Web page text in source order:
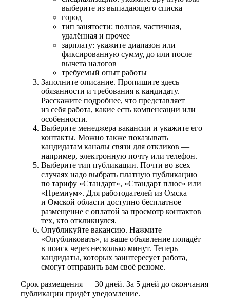
выберите из выпадающего списка
город
тип занятости: полная, частичная,
удалённая и прочее
зарплату: укажите диапазон или
фиксированную сумму, до или после
вычета налогов
требуемый опыт работы
Заполните описание. Пропишите здесь
обязанности и требования к кандидату.
Расскажите подробнее, что представляет
из себя работа, какие есть компенсации или
особенности.
Выберите менеджера вакансии и укажите его
контакты. Можно также показывать
кандидатам каналы связи для откликов —
например, электронную почту или телефон.
Выберите тип публикации. Почти во всех
случаях надо выбрать платную публикацию
по тарифу «Стандарт», «Стандарт плюс» или
«Премиум». Для работодателей из Омска
и Омской области доступно бесплатное
размещение с оплатой за просмотр контактов
тех, кто откликнулся.
Опубликуйте вакансию. Нажмите
«Опубликовать», и ваше объявление попадёт
в поиск через несколько минут. Теперь
кандидаты, которых заинтересует работа,
смогут отправить вам своё резюме.
Срок размещения — 30 дней. За 5 дней до окончания
публикации придёт уведомление.